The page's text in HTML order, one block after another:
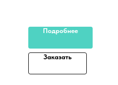
Подробнее
Заказать